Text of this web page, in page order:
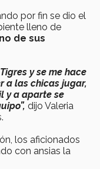
por fin se dio el
lleno de
de sus
y se me hace
a las chicas jugar,
y a aparte se
dijo Valeria
los aficionados
con ansias la